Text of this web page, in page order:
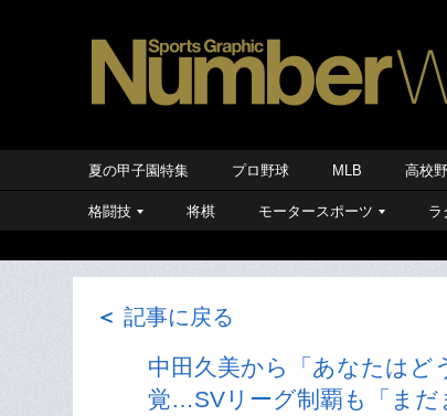
夏の甲子園特集 プロ野球 MLB 高校
格闘技 将棋 モータースポーツ ラ
＜ 記事に戻る
中田久美から「あなたはど
覚…SVリーグ制覇も「まだ